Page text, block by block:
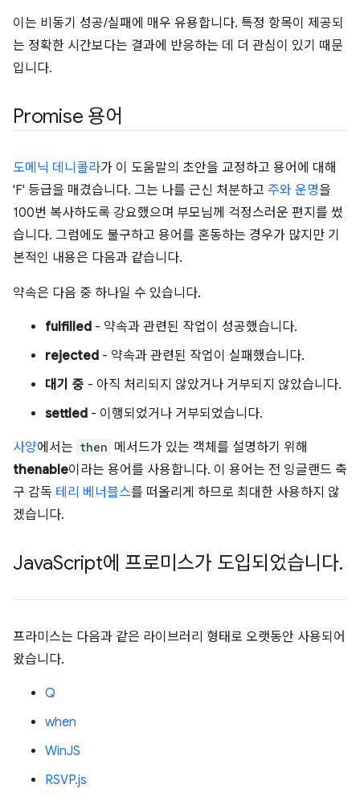
이는 비동기 성공/실패에 매우 유용합니다. 특정 항목이 제공되
는 정확한 시간보다는 결과에 반응하는 데 더 관심이 있기 때문
입니다.
Promise 용어
도메닉 데니콜라가 이 도움말의 초안을 교정하고 용어에 대해
'F' 등급을 매겼습니다. 그는 나를 근신 처분하고 주와 운명을
100번 복사하도록 강요했으며 부모님께 걱정스러운 편지를 썼
습니다. 그럼에도 불구하고 용어를 혼동하는 경우가 많지만 기
본적인 내용은 다음과 같습니다.
약속은 다음 중 하나일 수 있습니다.
fulfilled - 약속과 관련된 작업이 성공했습니다.
rejected - 약속과 관련된 작업이 실패했습니다.
대기 중 - 아직 처리되지 않았거나 거부되지 않았습니다.
settled - 이행되었거나 거부되었습니다.
사양에서는 then 메서드가 있는 객체를 설명하기 위해
thenable이라는 용어를 사용합니다. 이 용어는 전 잉글랜드 축
구 감독 테리 베너블스를 떠올리게 하므로 최대한 사용하지 않
겠습니다.
JavaScript에 프로미스가 도입되었습니다.
프라미스는 다음과 같은 라이브러리 형태로 오랫동안 사용되어
왔습니다.
Q
when
WinJS
RSVP.js